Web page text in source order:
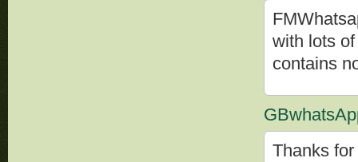
with lots
contains
Thanks